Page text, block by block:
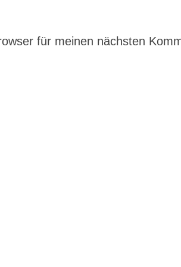
für meinen nächsten